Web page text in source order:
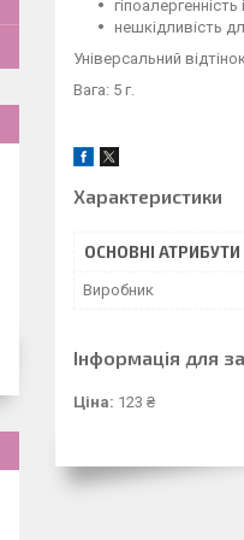
нешкідливість
Універсальний
Вага: 5 г.
Характеристики
ОСНОВНІ АТРИБУТИ
Виробник
Інформація для
Ціна: 123 ₴